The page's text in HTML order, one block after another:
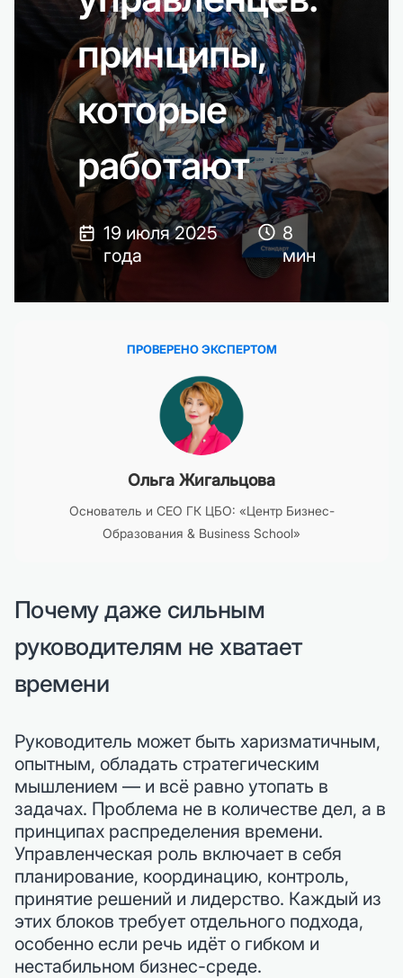
принципы,
которые
работают
19 июля 2025
года
8
мин
ПРОВЕРЕНО ЭКСПЕРТОМ
Ольга Жигальцова
Основатель и CEO ГК ЦБО: «Центр Бизнес-
Образования & Business School»
Почему даже сильным
руководителям не хватает
времени
Руководитель может быть харизматичным,
опытным, обладать стратегическим
мышлением — и всё равно утопать в
задачах. Проблема не в количестве дел, а в
принципах распределения времени.
Управленческая роль включает в себя
планирование, координацию, контроль,
принятие решений и лидерство. Каждый из
этих блоков требует отдельного подхода,
особенно если речь идёт о гибком и
нестабильном бизнес-среде.